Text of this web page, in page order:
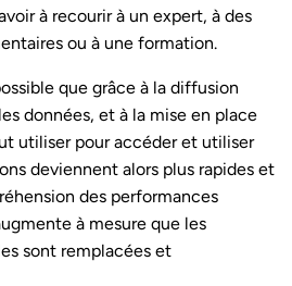
à recourir à un expert, à des
ou à une formation.
que grâce à la diffusion
données, et à la mise en place
utiliser pour accéder et utiliser
deviennent alors plus rapides et
des performances
à mesure que les
sont remplacées et